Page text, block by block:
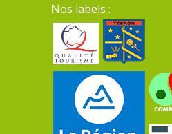
Nos labels :